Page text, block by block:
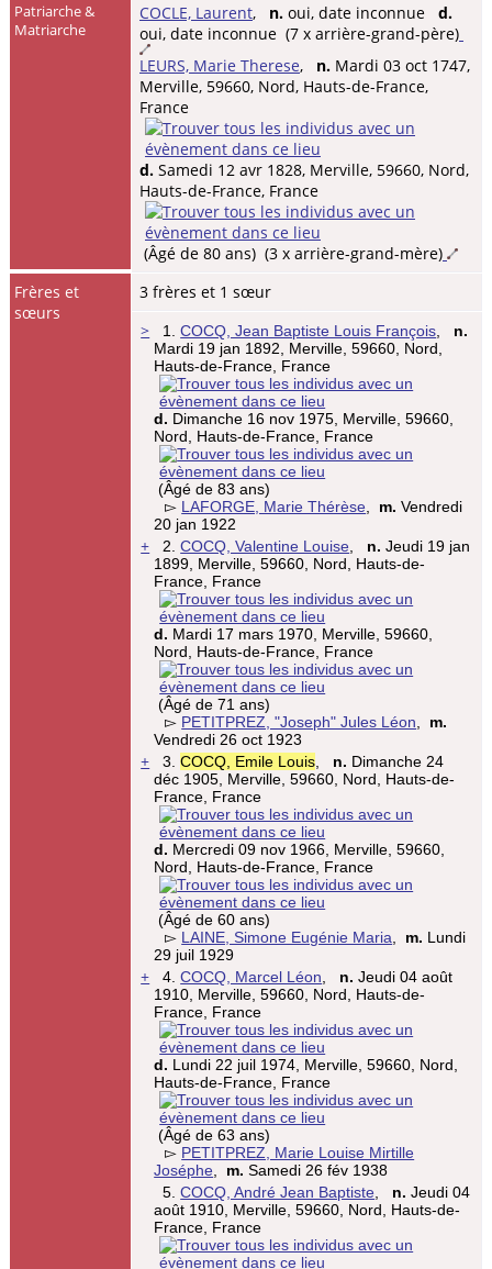
Patriarche &
Matriarche
COCLE, Laurent, n. oui, date inconnue d.
oui, date inconnue (7 x arrière-grand-père)
LEURS, Marie Therese, n. Mardi 03 oct 1747,
Merville, 59660, Nord, Hauts-de-France,
France
d. Samedi 12 avr 1828, Merville, 59660, Nord,
Hauts-de-France, France
(Âgé de 80 ans) (3 x arrière-grand-mère)
Frères et
sœurs
3 frères et 1 sœur
>
1.COCQ, Jean Baptiste Louis François
n.
Mardi 19 jan 1892, Merville, 59660, Nord,
Hauts-de-France, France
d. Dimanche 16 nov 1975, Merville, 59660,
Nord, Hauts-de-France, France
(Âgé de 83 ans)
▻ LAFORGE, Marie Thérèse m. Vendredi
20 jan 1922
+ 2.COCQ, Valentine Louise n. Jeudi 19 jan
1899, Merville, 59660, Nord, Hauts-de-
France, France
d. Mardi 17 mars 1970, Merville, 59660,
Nord, Hauts-de-France, France
(Âgé de 71 ans)
▻ PETITPREZ, "Joseph" Jules Léon
m.
Vendredi 26 oct 1923
+ 3.COCQ, Emile Louis n. Dimanche 24
déc 1905, Merville, 59660, Nord, Hauts-de-
France, France
d. Mercredi 09 nov 1966, Merville, 59660,
Nord, Hauts-de-France, France
(Âgé de 60 ans)
▻ LAINE, Simone Eugénie Maria m. Lundi
29 juil 1929
+ 4.COCQ, Marcel Léon n. Jeudi 04 août
1910, Merville, 59660, Nord, Hauts-de-
France, France
d. Lundi 22 juil 1974, Merville, 59660, Nord,
Hauts-de-France, France
(Âgé de 63 ans)
▻ PETITPREZ, Marie Louise Mirtille
Joséphe
m. Samedi 26 fév 1938
5.COCQ, André Jean Baptiste n. Jeudi 04
août 1910, Merville, 59660, Nord, Hauts-de-
France, France